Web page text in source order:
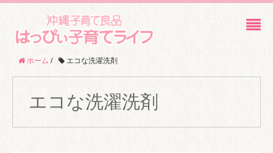
ホーム / エコな洗濯洗剤
エコな洗濯洗剤